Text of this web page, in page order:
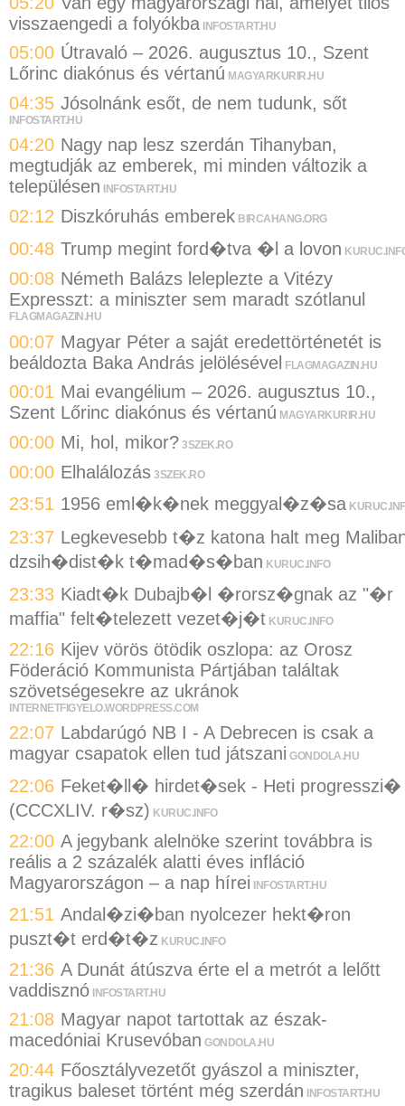
visszaengedi a folyókba INFOSTART.HU
05:00 Útravaló – 2026. augusztus 10., Szent
Lőrinc diakónus és vértanú MAGYARKURIR.HU
04:35 Jósolnánk esőt, de nem tudunk, sőt
INFOSTART.HU
04:20 Nagy nap lesz szerdán Tihanyban,
megtudják az emberek, mi minden változik a
településen
INFOSTART.HU
02:12 Diszkóruhás emberek BIRCAHANG.ORG
00:48 Trump megint ford�tva �l a lovon
00:08 Németh Balázs leleplezte a Vitézy
Expresszt: a miniszter sem maradt szótlanul
FLAGMAGAZIN.HU
00:07 Magyar Péter a saját eredettörténetét is
beáldozta Baka András jelölésével FLAGMAGAZIN.HU
00:01 Mai evangélium – 2026. augusztus 10.,
Szent Lőrinc diakónus és vértanú MAGYARKURIR.HU
00:00 Mi, hol, mikor? 3SZEK.RO
00:00 Elhalálozás 3SZEK.RO
23:51 1956 eml�k�nek meggyal�z�sa
23:37 Legkevesebb t�z katona halt meg
dzsih�dist�k t�mad�s�ban KURUC.INFO
23:33 Kiadt�k Dubajb�l �rorsz�gnak az "�r
maffia" felt�telezett vezet�j�t KURUC.INFO
22:16 Kijev vörös ötödik oszlopa: az Orosz
Föderáció Kommunista Pártjában találtak
szövetségesekre az ukránok
INTERNETFIGYELO.WORDPRESS.COM
22:07 Labdarúgó NB I - A Debrecen is csak a
magyar csapatok ellen tud játszani GONDOLA.HU
22:06 Feket�ll� hirdet�sek - Heti progresszi�
(CCCXLIV. r�sz) KURUC.INFO
22:00 A jegybank alelnöke szerint továbbra is
reális a 2 százalék alatti éves infláció
Magyarországon – a nap hírei INFOSTART.HU
21:51 Andal�zi�ban nyolcezer hekt�ron
puszt�t erd�t�z KURUC.INFO
21:36 A Dunát átúszva érte el a metrót a lelőtt
vaddisznó INFOSTART.HU
21:08 Magyar napot tartottak az észak-
macedóniai Krusevóban GONDOLA.HU
20:44 Főosztályvezetőt gyászol a miniszter,
tragikus baleset történt még szerdán
INFOSTART.HU